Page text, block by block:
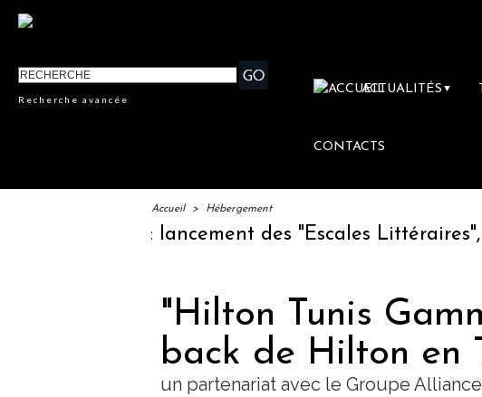
Recherche avancée
ACTUALITÉS ▼
CONTACTS
Accueil > Hébergement
: lancement des "Escales Littéraires", la
"Hilton Tunis
back de Hilton en
un partenariat avec le Groupe